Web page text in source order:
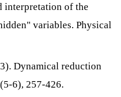
interpretation of the
variables. Physical
Dynamical reduction
6), 257-426.